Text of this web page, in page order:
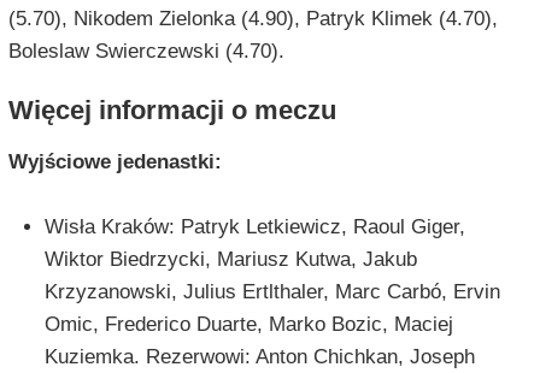
(5.70), Nikodem Zielonka (4.90), Patryk Klimek (4.70),
Boleslaw Swierczewski (4.70).
Więcej informacji o meczu
Wyjściowe jedenastki:
Wisła Kraków: Patryk Letkiewicz, Raoul Giger,
Wiktor Biedrzycki, Mariusz Kutwa, Jakub
Krzyzanowski, Julius Ertlthaler, Marc Carbó, Ervin
Omic, Frederico Duarte, Marko Bozic, Maciej
Kuziemka. Rezerwowi: Anton Chichkan, Joseph